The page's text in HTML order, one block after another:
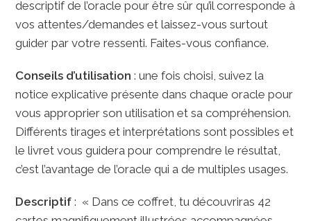
descriptif de l’oracle pour être sûr qu’il corresponde à
vos attentes/demandes et laissez-vous surtout
guider par votre ressenti. Faites-vous confiance.
Conseils d’utilisation : une fois choisi, suivez la
notice explicative présente dans chaque oracle pour
vous approprier son utilisation et sa compréhension.
Différents tirages et interprétations sont possibles et
le livret vous guidera pour comprendre le résultat,
c’est l’avantage de l’oracle qui a de multiples usages.
Descriptif : « Dans ce coffret, tu découvriras 42